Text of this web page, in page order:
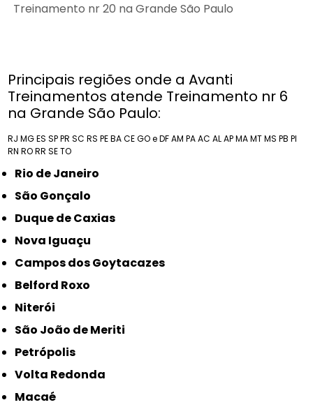
Treinamento nr 20 na Grande São Paulo
Principais regiões onde a Avanti
Treinamentos atende Treinamento nr 6
na Grande São Paulo:
RJ MGES SPPR SC RS PEBACEGO e DFAM PAAC ALAPMAMTMS PB PI
RN RORR SETO
Rio de Janeiro
São Gonçalo
Duque de Caxias
Nova Iguaçu
Campos dos Goytacazes
Belford Roxo
Niterói
São João de Meriti
Petrópolis
Volta Redonda
Macaé